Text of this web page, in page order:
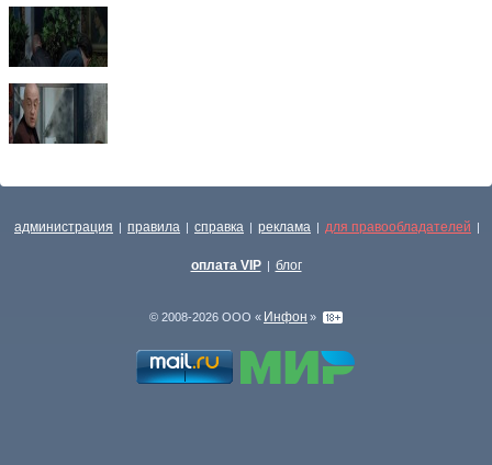
администрация | правила | справка | реклама | для правообладателей |
оплата VIP | блог
© 2008-2026 ООО « Инфон »